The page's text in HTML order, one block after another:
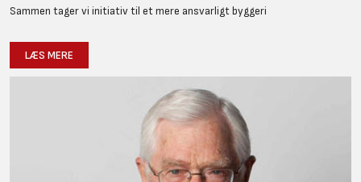
Sammen tager vi initiativ til et mere ansvarligt byggeri
LÆS MERE